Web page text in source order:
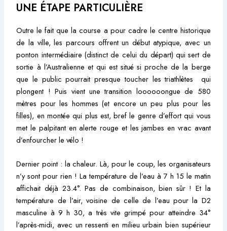
UNE ÉTAPE PARTICULIÈRE
Outre le fait que la course a pour cadre le centre historique
de la ville, les parcours offrent un début atypique, avec un
ponton intermédiaire (distinct de celui du départ) qui sert de
sortie à l’Australienne et qui est situé si proche de la berge
que le public pourrait presque toucher les triathlètes qui
plongent ! Puis vient une transition loooooongue de 580
mètres pour les hommes (et encore un peu plus pour les
filles), en montée qui plus est, bref le genre d’effort qui vous
met le palpitant en alerte rouge et les jambes en vrac avant
d’enfourcher le vélo !
Dernier point : la chaleur. Là, pour le coup, les organisateurs
n’y sont pour rien ! La température de l’eau à 7 h 15 le matin
affichait déjà 23.4°. Pas de combinaison, bien sûr ! Et la
température de l’air, voisine de celle de l’eau pour la D2
masculine à 9 h 30, a très vite grimpé pour atteindre 34°
l’après-midi, avec un ressenti en milieu urbain bien supérieur